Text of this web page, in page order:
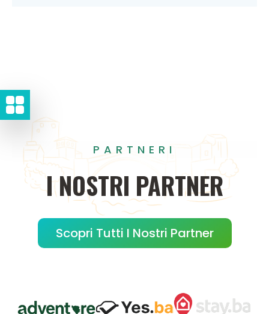
PARTNERI
INOSTRI PARTNER
Scopri Tutti I Nostri Partner